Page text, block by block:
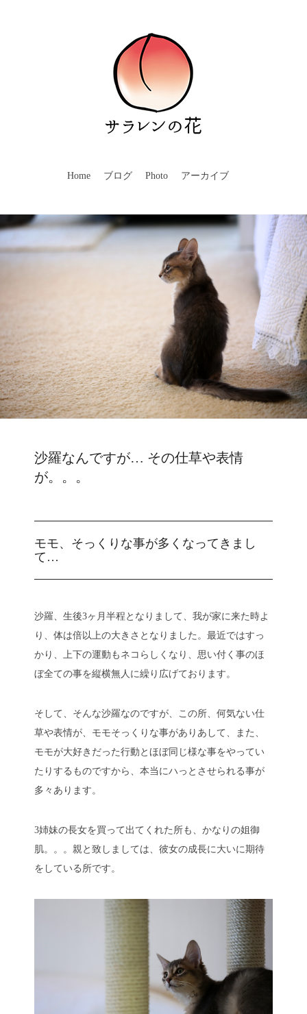
Home ブログ Photo アーカイブ
沙羅なんですが… その仕草や表情
が。。。
モモ、そっくりな事が多くなってきまし
て…
沙羅、生後3ヶ月半程となりまして、我が家に来た時よ
り、体は倍以上の大きさとなりました。最近ではすっ
かり、上下の運動もネコらしくなり、思い付く事のほ
ぼ全ての事を縦横無人に繰り広げております。
そして、そんな沙羅なのですが、この所、何気ない仕
草や表情が、モモそっくりな事がありあして、また、
モモが大好きだった行動とほぼ同じ様な事をやってい
たりするものですから、本当にハっとさせられる事が
多々あります。
3姉妹の長女を買って出てくれた所も、かなりの姐御
肌。。。親と致しましては、彼女の成長に大いに期待
をしている所です。